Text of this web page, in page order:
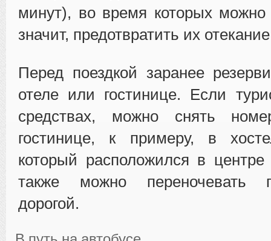
минут), во время которых можно
значит, предотвратить их
Перед поездкой заранее
отеле или гостинице. Если
средствах, можно снять
гостинице, к примеру, в
который расположился в
также можно переночевать
дорогой.